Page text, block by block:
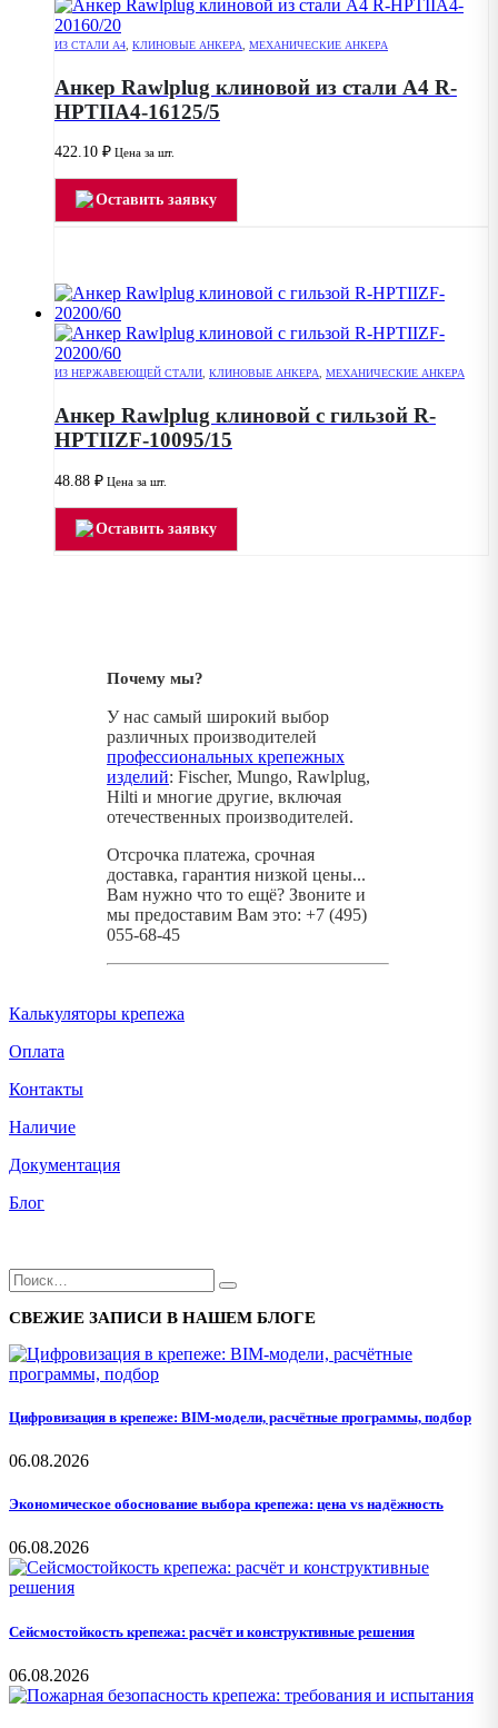
ИЗ СТАЛИ А4 КЛИНОВЫЕ АНКЕРА МЕХАНИЧЕСКИЕ АНКЕРА
Анкер Rawlplug клиновой из стали А4 R-
HPTIIA4-16125/5
422.10 ₽ Цена за шт.
Оставить заявку
ИЗ НЕРЖАВЕЮЩЕЙ СТАЛИ, КЛИНОВЫЕ АНКЕРА, МЕХАНИЧЕСКИЕ АНКЕРА
Анкер Rawlplug клиновой с гильзой R-
HPTIIZF-10095/15
48.88 ₽ Цена за шт.
Оставить заявку
Почему мы?
У нас самый широкий выбор
различных производителей
профессиональных крепежных
изделий: Fischer, Mungo, Rawlplug,
Hilti и многие другие, включая
отечественных производителей.
Отсрочка платежа, срочная
доставка, гарантия низкой цены...
Вам нужно что то ещё? Звоните и
мы предоставим Вам это: +7 (495)
055-68-45
Калькуляторы крепежа
Оплата
Контакты
Наличие
Документация
Блог
СВЕЖИЕ ЗАПИСИ В НАШЕМ БЛОГЕ
Цифровизация в крепеже: BIM-модели, расчётные программы, подбор
06.08.2026
Экономическое обоснование выбора крепежа: цена vs надёжность
06.08.2026
Сейсмостойкость крепежа: расчёт и конструктивные решения
06.08.2026